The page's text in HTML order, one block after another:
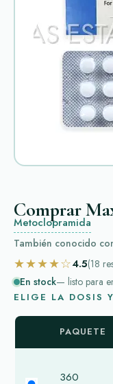
Comprar
Metoclopramida
También conocido
★★★★☆4.5(18
En stock— listo para
ELIGE LA DOSIS
PAQUETE
360